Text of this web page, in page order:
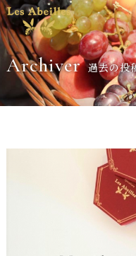
Archiver 過去の投